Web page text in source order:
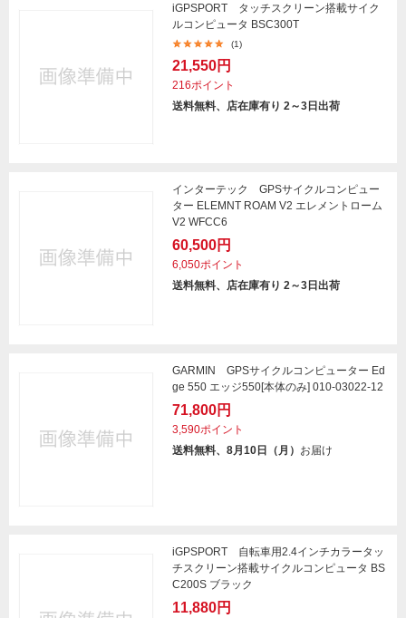
iGPSPORT タッチスクリーン搭載サイク
ルコンピュータ BSC300T
(1)
21,550円
216ポイント
送料無料、店在庫有り 2～3日出荷
インターテック GPSサイクルコンピュー
ター ELEMNT ROAM V2 エレメントローム
V2 WFCC6
60,500円
6,050ポイント
送料無料、店在庫有り 2～3日出荷
GARMIN GPSサイクルコンピューター Ed
ge 550 エッジ550[本体のみ] 010-03022-12
71,800円
3,590ポイント
送料無料、8月10日（月） お届け
iGPSPORT 自転車用2.4インチカラータッ
チスクリーン搭載サイクルコンピュータ BS
C200S ブラック
11,880円